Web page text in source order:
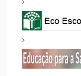
PROJETOS